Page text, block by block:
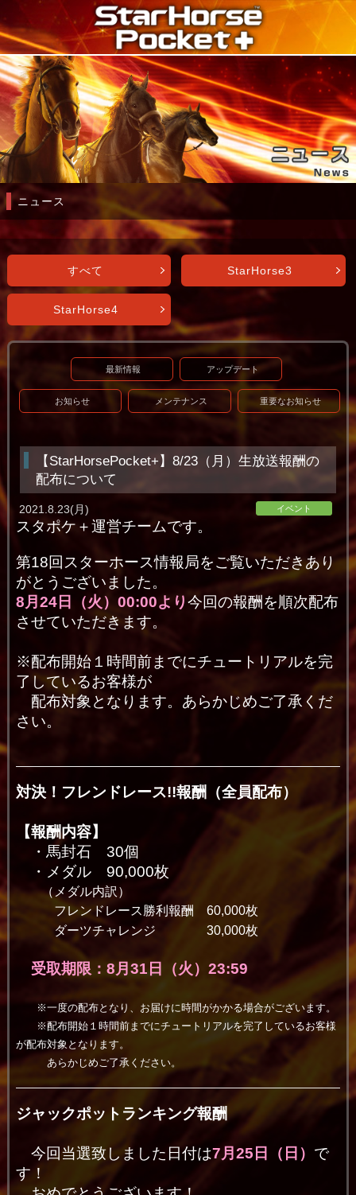
ニュース
すべて StarHorse3
StarHorse4
最新情報 アップデート
お知らせ メンテナンス 重要なお知らせ
【StarHorsePocket+】8/23（月）生放送報酬の
配布について
イベント
2021.8.23(月)
スタポケ＋運営チームです。
第18回スターホース情報局をご覧いただきあり
がとうございました。
8月24日（火）00:00より今回の報酬を順次配布
させていただきます。
※配布開始１時間前までにチュートリアルを完
了しているお客様が
配布対象となります。あらかじめご了承くだ
さい。
対決！フレンドレース!!報酬（全員配布）
【報酬内容】
・馬封石 30個
・メダル 90,000枚
（メダル内訳）
フレンドレース勝利報酬 60,000枚
ダーツチャレンジ 30,000枚
受取期限：8月31日（火）23:59
※一度の配布となり、お届けに時間がかかる場合がございます。
※配布開始１時間前までにチュートリアルを完了しているお客様
が配布対象となります。
あらかじめご了承ください。
ジャックポットランキング報酬
今回当選致しました日付は7月25日（日） で
す！